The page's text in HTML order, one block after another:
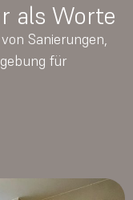
als Worte
Sanierungen,
für